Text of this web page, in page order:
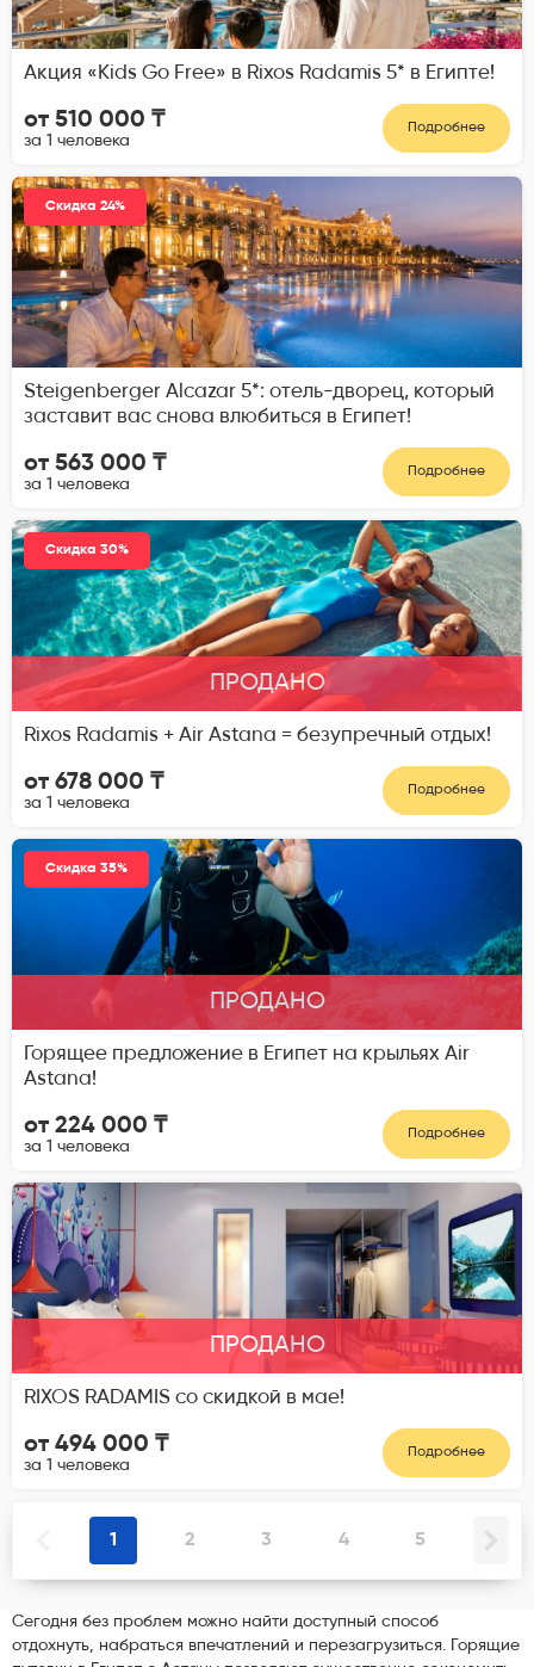
Акция «Kids Go Free» в Rixos Radamis 5* в Египте!
от 510 000 ₸
за 1 человека
Подробнее
Скидка 24%
Steigenberger Alcazar 5*: отель-дворец, который
заставит вас снова влюбиться в Египет!
от 563 000 ₸
за 1 человека
Подробнее
Скидка 30%
ПРОДАНО
Rixos Radamis + Air Astana = безупречный отдых!
от 678 000 ₸
за 1 человека
Подробнее
Скидка 35%
ПРОДАНО
Горящее предложение в Египет на крыльях Air
Astana!
от 224 000 ₸
за 1 человека
Подробнее
ПРОДАНО
RIXOS RADAMIS со скидкой в мае!
от 494 000 ₸
за 1 человека
Подробнее
1 2 3 4 5
Сегодня без проблем можно найти доступный способ
отдохнуть, набраться впечатлений и перезагрузиться. Горящие